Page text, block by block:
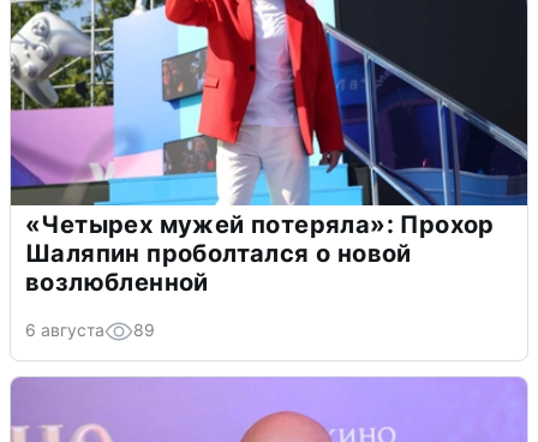
«Четырех мужей потеряла»: Прохор
Шаляпин проболтался о новой
возлюбленной
6 августа 89